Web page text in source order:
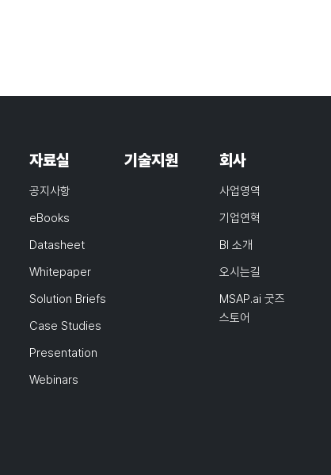
자료실
공지사항
eBooks
Datasheet
Whitepaper
Solution Briefs
Case Studies
Presentation
Webinars
기술지원 회사
사업영역
기업연혁
BI 소개
오시는길
MSAP.ai 굿즈
스토어